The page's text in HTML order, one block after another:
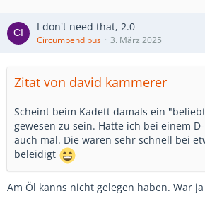
I don't need that, 2.0
Circumbendibus 3. März 2025
Zitat von david kammerer
Scheint beim Kadett damals ein
gewesen zu sein. Hatte ich bei einem
auch mal. Die waren sehr schnell bei
beleidigt
Am Öl kanns nicht gelegen haben. War